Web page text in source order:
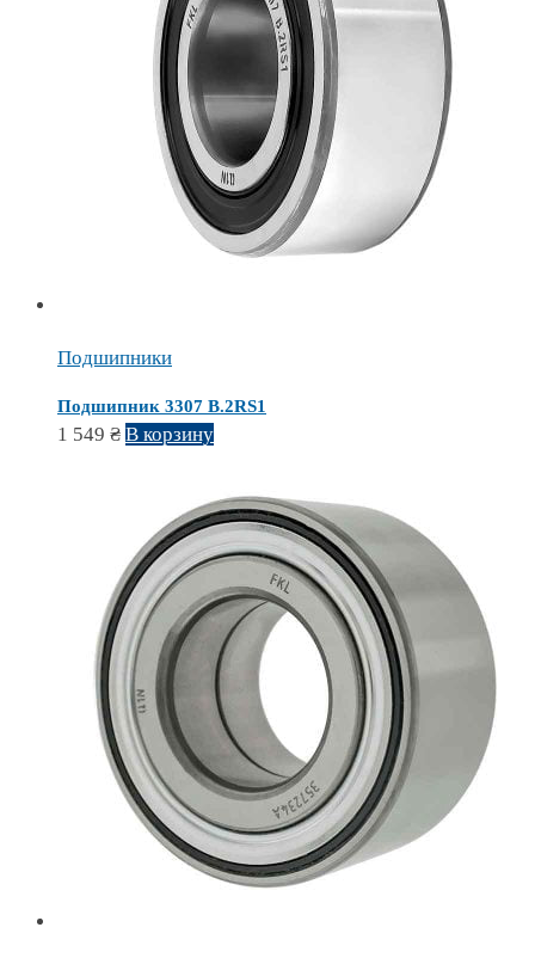
Подшипники
Подшипник 3307 B.2RS1
1 549 ₴ В корзину